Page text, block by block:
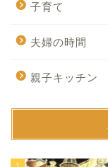
子育て
夫婦の時間
親子キッチン